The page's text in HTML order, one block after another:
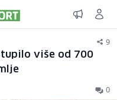
9
više od 700
0